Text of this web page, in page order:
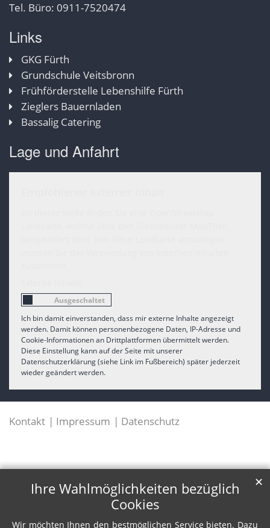
Tel. Büro: 0911-7520474
Links
GKG Fürth
Grundschule Veitsbronn
Frühförderstelle Lebenshilfe Fürth
Zieglers Bauernladen
Bassalig Catering
Lage und Anfahrt
Ich bin damit einverstanden, dass mir externe Inhalte angezeigt
werden. Damit können personenbezogene Daten, IP-Adresse und
Cookie-Informationen an Drittplattformen übermittelt werden.
Diese Einstellung kann auf der Seite mit unserer
Datenschutzerklärung (siehe Link im Fußbereich) später jederzeit
wieder geändert werden.
Kontakt Impressum Datenschutz
Ihre Wahlmöglichkeiten bezüglich
Cookies
Wir möchten Ihnen den bestmöglichen Service bieten. Dazu
✕